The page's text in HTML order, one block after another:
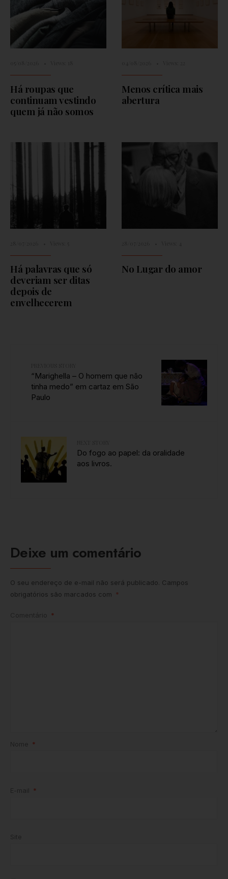
Há roupas que
continuam vestindo
quem já não somos
Menos crítica mais
abertura
Há palavras que só
deveriam ser ditas
depois de
envelhecerem
No Lugar do amor
“Marighella – O homem que não
tinha medo” em cartaz em São
Paulo
Do fogo ao papel: da oralidade
aos livros.
Deixe um comentário
O seu endereço de e-mail não será publicado. Campos
obrigatórios são marcados com *
*
*
*